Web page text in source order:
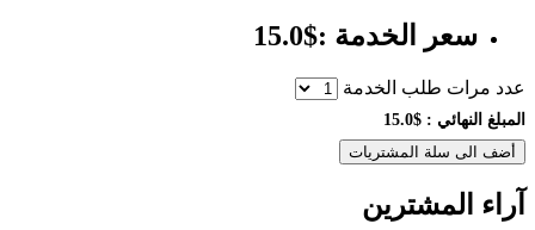
سعر الخدمة :$15.0
عدد مرات طلب الخدمة
المبلغ النهائي : $15.0
أضف الى سلة المشتريات
آراء المشترين